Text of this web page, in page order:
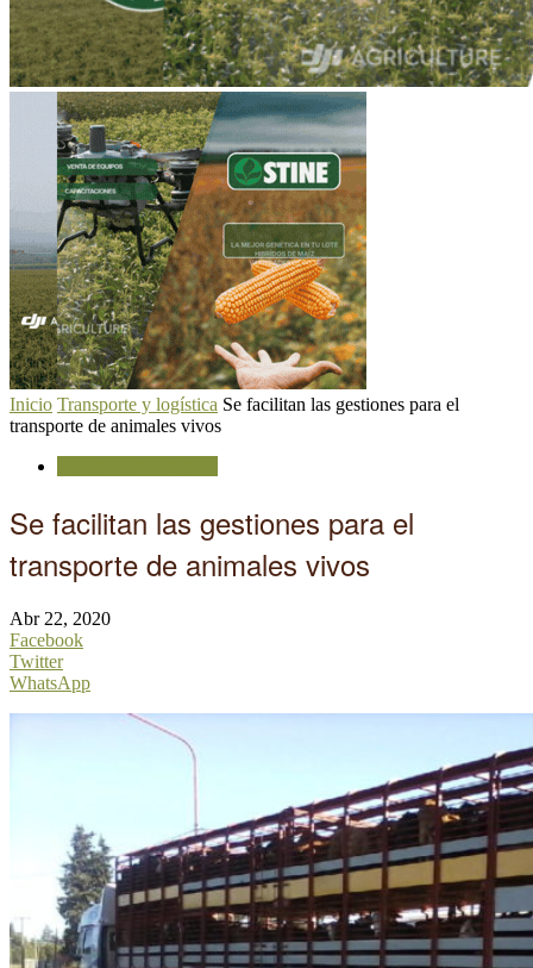
Inicio Transporte y logística Se facilitan las gestiones para el
transporte de animales vivos
Se facilitan las gestiones para el
transporte de animales vivos
Abr 22, 2020
Facebook
Twitter
WhatsApp